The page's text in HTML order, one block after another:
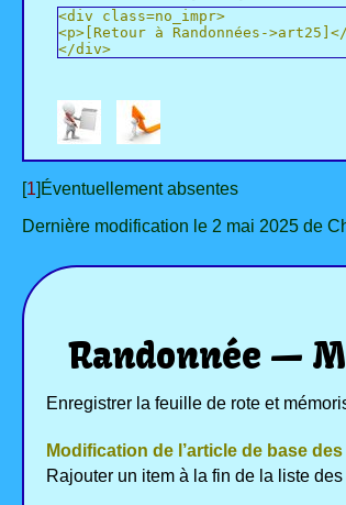
<div class=no_impr>
<p>[Retour à Randonnées-
</div>
[1]Éventuellement absentes
Dernière modification le 2 mai 2025 de
Randonnée —
Enregistrer la feuille de rote et
Modification de l’article de base des
Rajouter un item à la fin de la liste